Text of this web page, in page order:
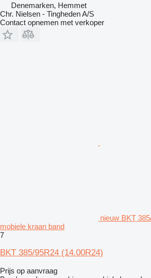
Denemarken, Hemmet
Chr. Nielsen - Tingheden A/S
Contact opnemen met verkoper
nieuw BKT
mobiele kraan band
7
BKT 385/95R24 (14.00R24)
Prijs op aanvraag